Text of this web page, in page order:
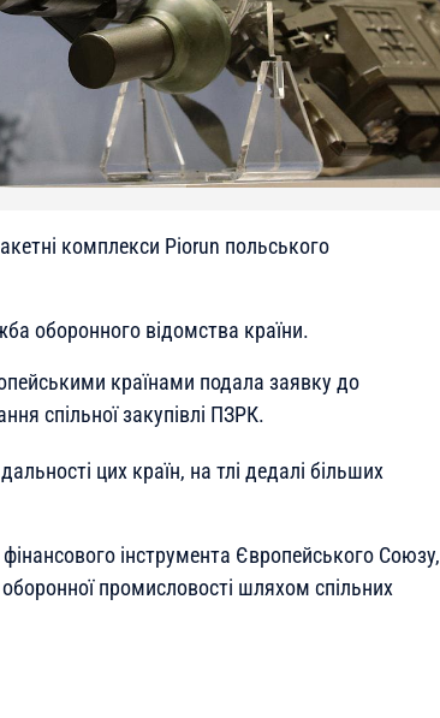
комплекси Piorun польського
оборонного відомства країни.
країнами подала заявку до
спільної закупівлі ПЗРК.
цих країн, на тлі дедалі більших
інструмента Європейського Союзу,
промисловості шляхом спільних